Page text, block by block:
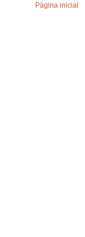
Página inicial